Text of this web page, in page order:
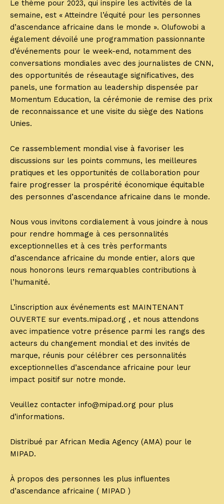
Le thème pour 2023, qui inspire les activités de la
semaine, est « Atteindre l’équité pour les personnes
d’ascendance africaine dans le monde ». Olufowobi a
également dévoilé une programmation passionnante
d’événements pour le week-end, notamment des
conversations mondiales avec des journalistes de CNN,
des opportunités de réseautage significatives, des
panels, une formation au leadership dispensée par
Momentum Education, la cérémonie de remise des prix
de reconnaissance et une visite du siège des Nations
Unies.
Ce rassemblement mondial vise à favoriser les
discussions sur les points communs, les meilleures
pratiques et les opportunités de collaboration pour
faire progresser la prospérité économique équitable
des personnes d’ascendance africaine dans le monde.
Nous vous invitons cordialement à vous joindre à nous
pour rendre hommage à ces personnalités
exceptionnelles et à ces très performants
d’ascendance africaine du monde entier, alors que
nous honorons leurs remarquables contributions à
l’humanité.
L’inscription aux événements est MAINTENANT
OUVERTE sur events.mipad.org , et nous attendons
avec impatience votre présence parmi les rangs des
acteurs du changement mondial et des invités de
marque, réunis pour célébrer ces personnalités
exceptionnelles d’ascendance africaine pour leur
impact positif sur notre monde.
Veuillez contacter info@mipad.org pour plus
d’informations.
Distribué par African Media Agency (AMA) pour le
MIPAD.
À propos des personnes les plus influentes
d’ascendance africaine ( MIPAD )